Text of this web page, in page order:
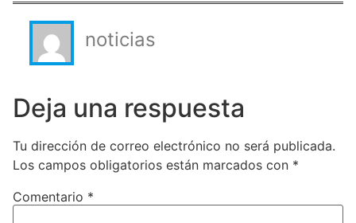
noticias
Deja una respuesta
Tu dirección de correo electrónico no será publicada.
Los campos obligatorios están marcados con *
Comentario *